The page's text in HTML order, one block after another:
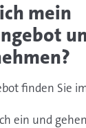
mein
finden Sie
ein und